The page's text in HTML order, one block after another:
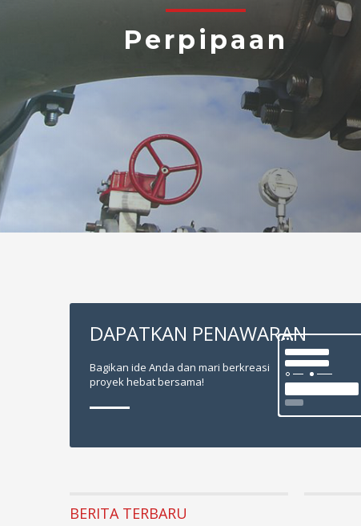
Perpipaan
DAPATKAN PENAWARAN
Bagikan ide Anda dan mari berkreasi
proyek hebat bersama!
BERITA TERBARU